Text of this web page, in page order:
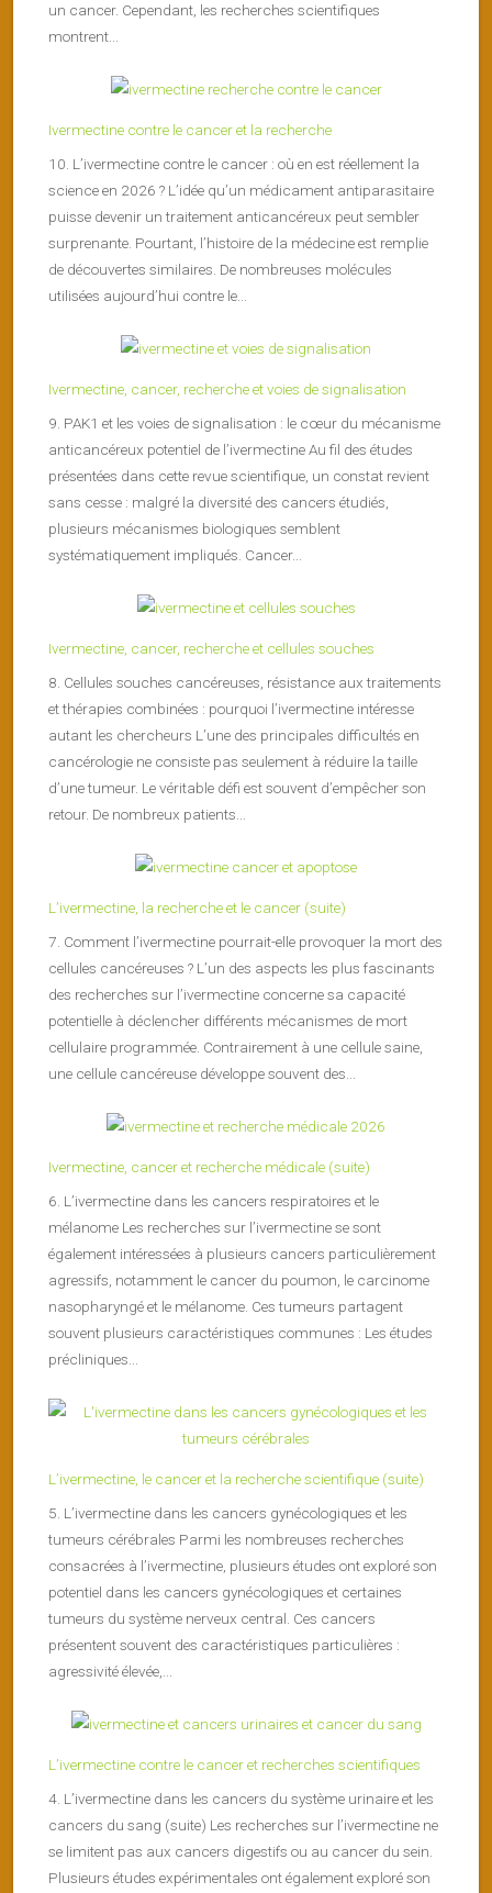
un cancer. Cependant, les recherches scientifiques
montrent...
Ivermectine contre le cancer et la recherche
10. L’ivermectine contre le cancer : où en est réellement la
science en 2026 ? L’idée qu’un médicament antiparasitaire
puisse devenir un traitement anticancéreux peut sembler
surprenante. Pourtant, l’histoire de la médecine est remplie
de découvertes similaires. De nombreuses molécules
utilisées aujourd’hui contre le...
Ivermectine, cancer, recherche et voies de signalisation
9. PAK1 et les voies de signalisation : le cœur du mécanisme
anticancéreux potentiel de l’ivermectine Au fil des études
présentées dans cette revue scientifique, un constat revient
sans cesse : malgré la diversité des cancers étudiés,
plusieurs mécanismes biologiques semblent
systématiquement impliqués. Cancer...
Ivermectine, cancer, recherche et cellules souches
8. Cellules souches cancéreuses, résistance aux traitements
et thérapies combinées : pourquoi l’ivermectine intéresse
autant les chercheurs L’une des principales difficultés en
cancérologie ne consiste pas seulement à réduire la taille
d’une tumeur. Le véritable défi est souvent d’empêcher son
retour. De nombreux patients...
L’ivermectine, la recherche et le cancer (suite)
7. Comment l’ivermectine pourrait-elle provoquer la mort des
cellules cancéreuses ? L’un des aspects les plus fascinants
des recherches sur l’ivermectine concerne sa capacité
potentielle à déclencher différents mécanismes de mort
cellulaire programmée. Contrairement à une cellule saine,
une cellule cancéreuse développe souvent des...
Ivermectine, cancer et recherche médicale (suite)
6. L’ivermectine dans les cancers respiratoires et le
mélanome Les recherches sur l’ivermectine se sont
également intéressées à plusieurs cancers particulièrement
agressifs, notamment le cancer du poumon, le carcinome
nasopharyngé et le mélanome. Ces tumeurs partagent
souvent plusieurs caractéristiques communes : Les études
précliniques...
L’ivermectine, le cancer et la recherche scientifique (suite)
5. L’ivermectine dans les cancers gynécologiques et les
tumeurs cérébrales Parmi les nombreuses recherches
consacrées à l’ivermectine, plusieurs études ont exploré son
potentiel dans les cancers gynécologiques et certaines
tumeurs du système nerveux central. Ces cancers
présentent souvent des caractéristiques particulières :
agressivité élevée,...
L’ivermectine contre le cancer et recherches scientifiques
4. L’ivermectine dans les cancers du système urinaire et les
cancers du sang (suite) Les recherches sur l’ivermectine ne
se limitent pas aux cancers digestifs ou au cancer du sein.
Plusieurs études expérimentales ont également exploré son